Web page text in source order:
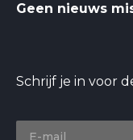
Geen nieuws
Schrijf je in voor